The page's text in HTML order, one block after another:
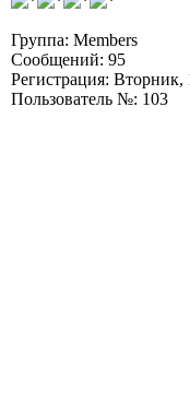
Группа: Members
Сообщений: 95
Регистрация:
Пользователь №: 103